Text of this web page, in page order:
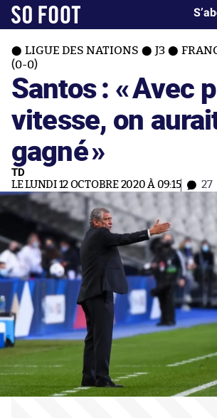
LIGUE DES NATIONS J3
(0-0)
Santos : «Avec
vitesse, on
gagné»
TD
LE LUNDI 12 OCTOBRE 2020 À 09:15 27